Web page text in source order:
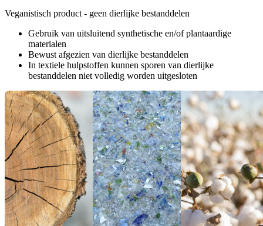
Veganistisch product - geen dierlijke bestanddelen
Gebruik van uitsluitend synthetische en/of plantaardige
materialen
Bewust afgezien van dierlijke bestanddelen
In textiele hulpstoffen kunnen sporen van dierlijke
bestanddelen niet volledig worden uitgesloten